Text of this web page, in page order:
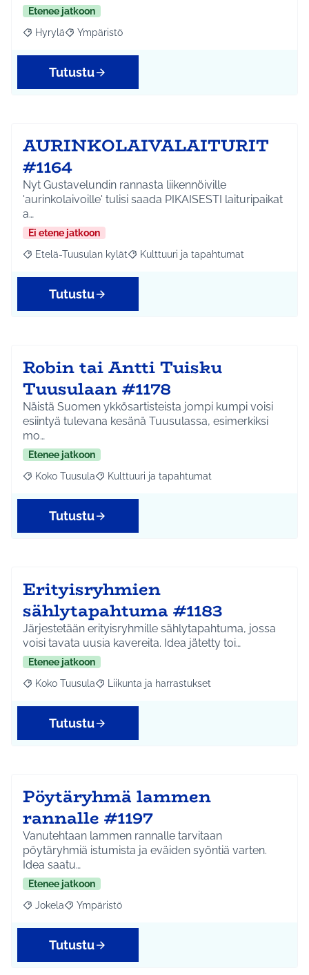
Etenee jatkoon
Rajaa tulokset aihepiirin mukaan: Hyrylä
Hyrylä Rajaa tulokset teeman mukaan: Ympäristö
Ympäristö
Tutustu
AURINKOLAIVALAITURIT
#1164
Nyt Gustavelundin rannasta liikennöiville
'aurinkolaivoille' tulisi saada PIKAISESTI laituripaikat
a…
Ei etene jatkoon
Rajaa tulokset aihepiirin mukaan: Etelä-Tuusulan kylät
Etelä-Tuusulan kylät Rajaa tulokset teeman mukaan:
Kulttuuri ja tapahtumat
Tutustu
Robin tai Antti Tuisku
Tuusulaan #1178
Näistä Suomen ykkösartisteista jompi kumpi voisi
esiintyä tulevana kesänä Tuusulassa, esimerkiksi
mo…
Etenee jatkoon
Rajaa tulokset aihepiirin mukaan: Koko Tuusula
Koko Tuusula Rajaa tulokset teeman mukaan: Kulttuuri ja
Kulttuuri ja tapahtumat
Tutustu
Erityisryhmien
sählytapahtuma #1183
Järjestetään erityisryhmille sählytapahtuma, jossa
voisi tavata uusia kavereita. Idea jätetty toi…
Etenee jatkoon
Rajaa tulokset aihepiirin mukaan: Koko Tuusula
Koko Tuusula Rajaa tulokset teeman mukaan: Liikunta ja
Liikunta ja harrastukset
Tutustu
Pöytäryhmä lammen
rannalle #1197
Vanutehtaan lammen rannalle tarvitaan
pöytäryhmiä istumista ja eväiden syöntiä varten.
Idea saatu…
Etenee jatkoon
Rajaa tulokset aihepiirin mukaan: Jokela
Jokela Rajaa tulokset teeman mukaan: Ympäristö
Ympäristö
Tutustu